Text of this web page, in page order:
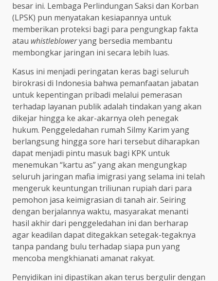
besar ini. Lembaga Perlindungan Saksi dan Korban
(LPSK) pun menyatakan kesiapannya untuk
memberikan proteksi bagi para pengungkap fakta
atau whistlebloweryang bersedia membantu
membongkar jaringan ini secara lebih luas.
Kasus ini menjadi peringatan keras bagi seluruh
birokrasi di Indonesia bahwa pemanfaatan jabatan
untuk kepentingan pribadi melalui pemerasan
terhadap layanan publik adalah tindakan yang akan
dikejar hingga ke akar-akarnya oleh penegak
hukum. Penggeledahan rumah Silmy Karim yang
berlangsung hingga sore hari tersebut diharapkan
dapat menjadi pintu masuk bagi KPK untuk
menemukan “kartu as” yang akan mengungkap
seluruh jaringan mafia imigrasi yang selama ini telah
mengeruk keuntungan triliunan rupiah dari para
pemohon jasa keimigrasian di tanah air. Seiring
dengan berjalannya waktu, masyarakat menanti
hasil akhir dari penggeledahan ini dan berharap
agar keadilan dapat ditegakkan setegak-tegaknya
tanpa pandang bulu terhadap siapa pun yang
mencoba mengkhianati amanat rakyat.
Penyidikan ini dipastikan akan terus bergulir dengan